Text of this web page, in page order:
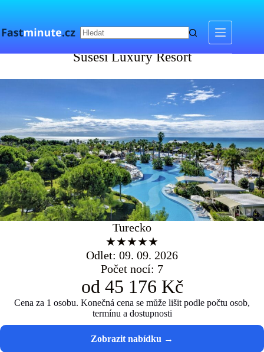
Susesi Luxury Resort
Susesi Luxury Resort
Turecko
★★★★★
Odlet: 09. 09. 2026
Počet nocí: 7
od 45 176 Kč
Cena za 1 osobu. Konečná cena se může lišit podle počtu osob,
termínu a dostupnosti